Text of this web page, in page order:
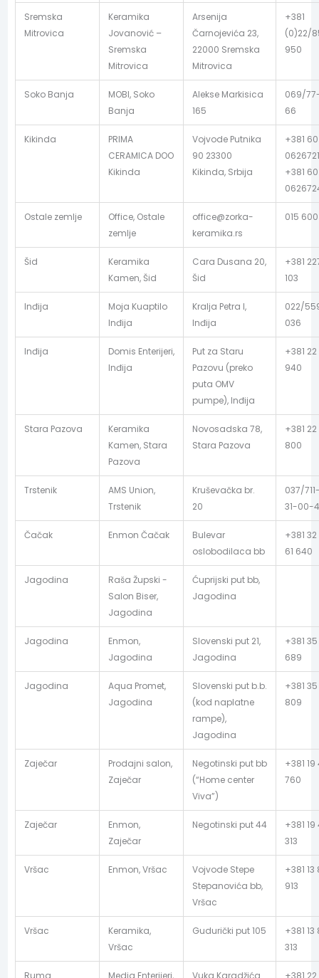
Sremska
Mitrovica
Keramika
Jovanović –
Sremska
Mitrovica
Arsenija
Čarnojevića 23,
22000 Sremska
Mitrovica
+381
(0)22/
950
Soko Banja
MOBI, Soko
Banja
Alekse Markisica
165
069/
66
Kikinda
PRIMA
CERAMICA DOO
Kikinda
Vojvode Putnika
90 23300
Kikinda, Srbija
+381 60
0626721
+381 60
Ostale zemlje
Office, Ostale
zemlje
office@zorka-
keramika.rs
015
Šid
Keramika
Kamen, Šid
Cara Dusana 20,
Šid
+381
103
Inđija
Moja Kuaptilo
Inđija
Kralja Petra I,
Inđija
022/
036
Inđija
Domis Enterijeri,
Inđija
Put za Staru
Pazovu (preko
puta OMV
pumpe), Inđija
+381
940
Stara Pazova
Keramika
Kamen, Stara
Pazova
Novosadska 78,
Stara Pazova
+381 22
800
Trstenik
AMS Union,
Trstenik
Kruševačka br.
20
037/
31-00-
Čačak Enmon Čačak
Bulevar
oslobodilaca bb
+381
61 640
Jagodina
Raša Župski -
Salon Biser,
Jagodina
Ćuprijski put bb,
Jagodina
Jagodina
Enmon,
Jagodina
Slovenski put 21,
Jagodina
+381 35
689
Jagodina
Aqua Promet,
Jagodina
Slovenski put b.b.
(kod naplatne
rampe),
Jagodina
+381
809
Zaječar
Prodajni salon,
Zaječar
Negotinski put bb
(“Home center
Viva”)
+381
760
Zaječar
Enmon,
Zaječar
Negotinski put 44
+381
313
Vršac Enmon, Vršac
Vojvode Stepe
Stepanovića bb,
Vršac
+381 13
913
Vršac
Keramika,
Vršac
Gudurički put 105
+381 13
313